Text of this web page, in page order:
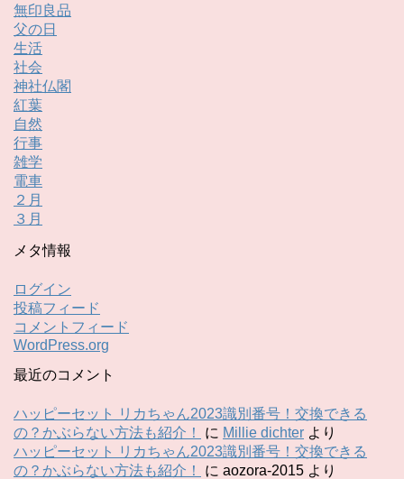
無印良品
父の日
生活
社会
神社仏閣
紅葉
自然
行事
雑学
電車
２月
３月
メタ情報
ログイン
投稿フィード
コメントフィード
WordPress.org
最近のコメント
ハッピーセット リカちゃん2023識別番号！交換できる
の？かぶらない方法も紹介！
に Millie dichter より
ハッピーセット リカちゃん2023識別番号！交換できる
の？かぶらない方法も紹介！
に aozora-2015 より